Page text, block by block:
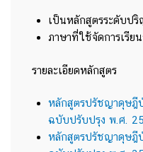
เป็นหลักสูตรระดับป
ภาษาที่ใช้จัดการเรีย
รายละเอียดหลักสูตร
หลักสูตรปรัชญาดุษฎี
ฉบับปรับปรุง พ.ศ.
หลักสูตรปรัชญาดุษฎี